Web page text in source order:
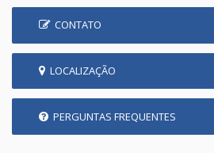
CONTATO
LOCALIZAÇÃO
PERGUNTAS FREQUENTES